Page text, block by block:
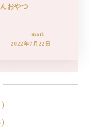
んおやつ
mari
2022年7月22日